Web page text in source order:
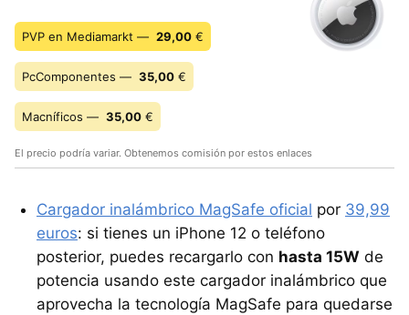
PVP en Mediamarkt — 29,00 €
PcComponentes — 35,00 €
Macníficos — 35,00 €
El precio podría variar. Obtenemos comisión por estos enlaces
Cargador inalámbrico MagSafe oficial por 39,99
euros: si tienes un iPhone 12 o teléfono
posterior, puedes recargarlo con hasta 15W de
potencia usando este cargador inalámbrico que
aprovecha la tecnología MagSafe para quedarse